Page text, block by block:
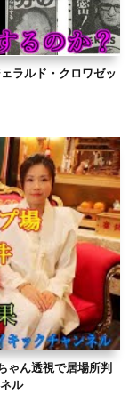
ラルド・クロワゼッ
ゃん透視で居場所判
ル